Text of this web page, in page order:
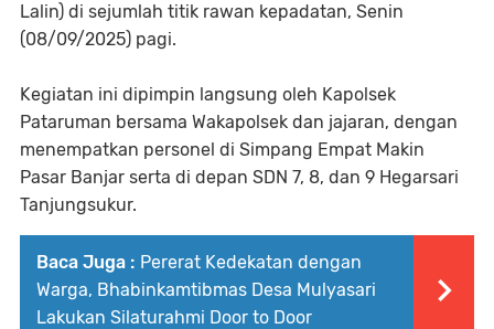
Lalin) di sejumlah titik rawan kepadatan, Senin
(08/09/2025) pagi.
Kegiatan ini dipimpin langsung oleh Kapolsek
Pataruman bersama Wakapolsek dan jajaran, dengan
menempatkan personel di Simpang Empat Makin
Pasar Banjar serta di depan SDN 7, 8, dan 9 Hegarsari
Tanjungsukur.
Baca Juga : Pererat Kedekatan dengan
Warga, Bhabinkamtibmas Desa Mulyasari
Lakukan Silaturahmi Door to Door